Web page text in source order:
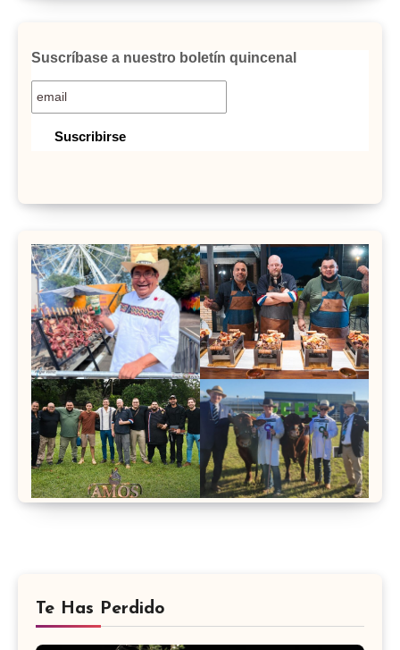
Suscríbase a nuestro boletín quincenal
Te Has Perdido